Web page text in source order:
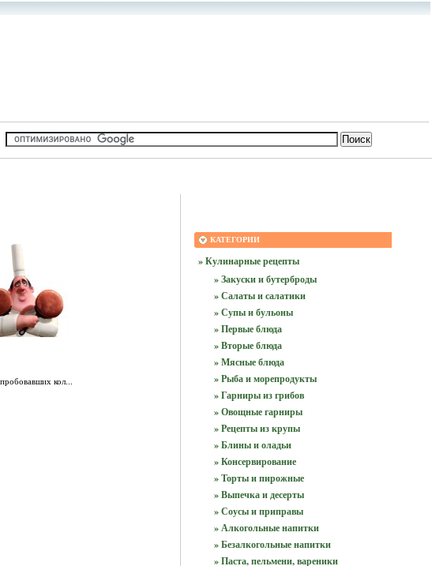
кол...
КАТЕГОРИИ
» Кулинарные рецепты
» Закуски и бутерброды
» Салаты и салатики
» Супы и бульоны
» Первые блюда
» Вторые блюда
» Мясные блюда
» Рыба и морепродукты
» Гарниры из грибов
» Овощные гарниры
» Рецепты из крупы
» Блины и оладьи
» Консервирование
» Торты и пирожные
» Выпечка и десерты
» Соусы и приправы
» Алкогольные напитки
» Безалкогольные напитки
» Паста, пельмени, вареники